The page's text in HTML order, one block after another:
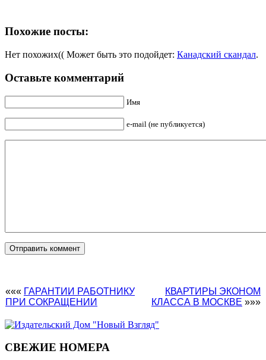
Похожие посты:
Нет похожих(( Может быть это подойдет: Канадский скандал.
Оставьте комментарий
Имя
e-mail (не публикуется)
««« ГАРАНТИИ РАБОТНИКУ
ПРИ СОКРАЩЕНИИ
КВАРТИРЫ ЭКОНОМ
КЛАССА В МОСКВЕ »»»
СВЕЖИЕ НОМЕРА